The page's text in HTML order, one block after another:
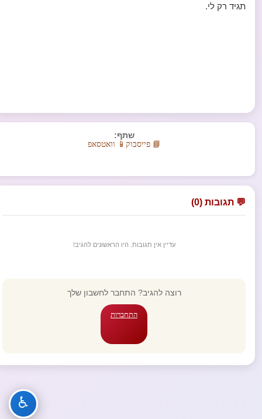
תגיד רק לי.
שתף:
📘 פייסבוק 📱 וואטסאפ
💬 תגובות (0)
עדיין אין תגובות. היו הראשונים להגיב!
רוצה להגיב? התחבר לחשבון שלך
התחברות
♿